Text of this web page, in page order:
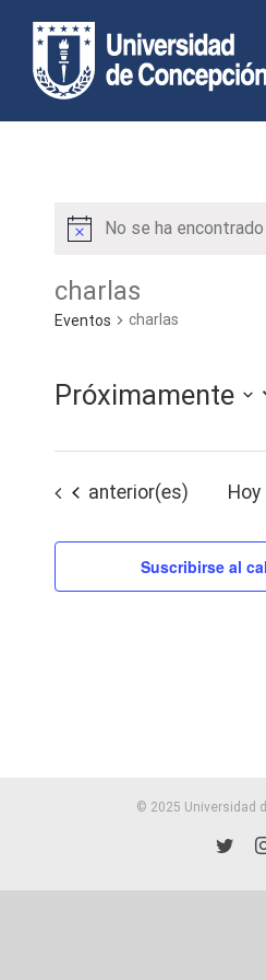
Abrir barra de herramientas
content
No se ha
charlas
Eventos charlas
Próximamente
fecha.Eventos
anterior(es) Hoy
Suscribirse al
© 2025 Universidad